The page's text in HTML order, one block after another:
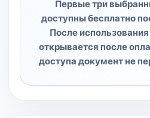
Первые три
доступны бесплатно
После
открывается после
доступа документ не